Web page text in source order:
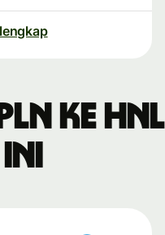
ke HNL